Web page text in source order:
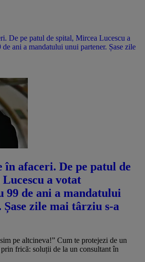
De pe patul de spital, Mircea Lucescu a
ani a mandatului unui partener. Șase zile
în afaceri. De pe patul de
a votat
99 de ani a mandatului
zile mai târziu s-a